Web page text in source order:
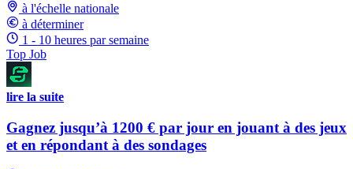
à l'échelle nationale
à déterminer
1 - 10 heures par semaine
Top Job
lire la suite
Gagnez jusqu’à 1200 € par jour en jouant à des jeux
et en répondant à des sondages